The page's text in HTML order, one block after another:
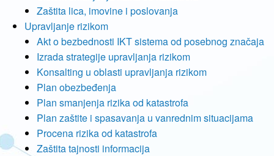
Zaštita lica, imovine i poslovanja
Upravljanje rizikom
Akt o bezbednosti IKT sistema od posebnog značaja
Izrada strategije upravljanja rizikom
Konsalting u oblasti upravljanja rizikom
Plan obezbeđenja
Plan smanjenja rizika od katastrofa
Plan zaštite i spasavanja u vanrednim situacijama
Procena rizika od katastrofa
Zaštita tajnosti informacija